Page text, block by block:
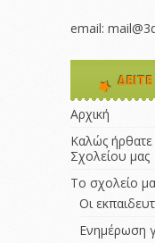
email:
Αρχική
Καλώς ήρθατε
Σχολείου μας
Το σχολείο
Οι
Ενημέρωση